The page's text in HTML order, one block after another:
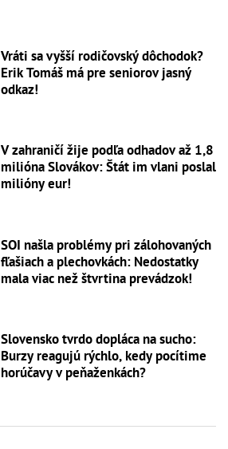
Vráti sa vyšší rodičovský dôchodok?
Erik Tomáš má pre seniorov jasný
odkaz!
V zahraničí žije podľa odhadov až 1,8
milióna Slovákov: Štát im vlani poslal
milióny eur!
SOI našla problémy pri zálohovaných
fľašiach a plechovkách: Nedostatky
mala viac než štvrtina prevádzok!
Slovensko tvrdo dopláca na sucho:
Burzy reagujú rýchlo, kedy pocítime
horúčavy v peňaženkách?